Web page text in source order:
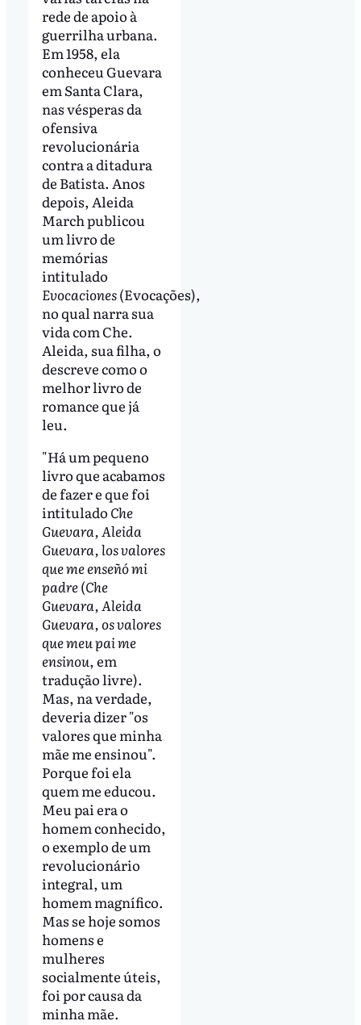
rede de apoio à
guerrilha urbana.
Em 1958, ela
conheceu Guevara
em Santa Clara,
nas vésperas da
ofensiva
revolucionária
contra a ditadura
de Batista. Anos
depois, Aleida
March publicou
um livro de
memórias
intitulado
Evocaciones(Evocações),
no qual narra sua
vida com Che.
Aleida, sua filha, o
descreve como o
melhor livro de
romance que já
leu.
"Há um pequeno
livro que acabamos
de fazer e que foi
intitulado Che
Guevara, Aleida
Guevara, los valores
que me enseñó mi
padre(Che
Guevara, Aleida
Guevara, os valores
que meu pai me
ensinou, em
tradução livre).
Mas, na verdade,
deveria dizer "os
valores que minha
mãe me ensinou".
Porque foi ela
quem me educou.
Meu pai era o
homem conhecido,
o exemplo de um
revolucionário
integral, um
homem magnífico.
Mas se hoje somos
homens e
mulheres
socialmente úteis,
foi por causa da
minha mãe.